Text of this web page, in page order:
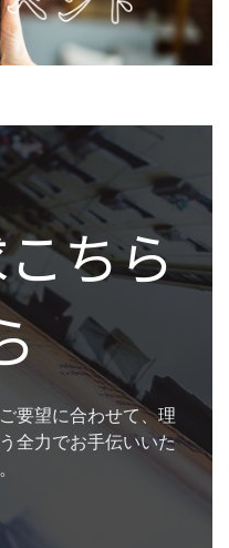
ちら
要望に合わせて、理
全力でお手伝いいた